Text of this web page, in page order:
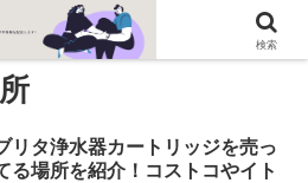
リタ浄水器カートリッジを売っ
る場所を紹介！コストコやイト
検索